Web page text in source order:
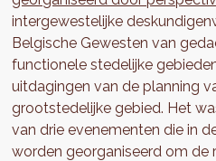
intergewestelijke
Belgische Gewesten van
functionele stedelijke
uitdagingen van de planning
grootstedelijke gebied. Het
van drie evenementen die in
worden georganiseerd om de